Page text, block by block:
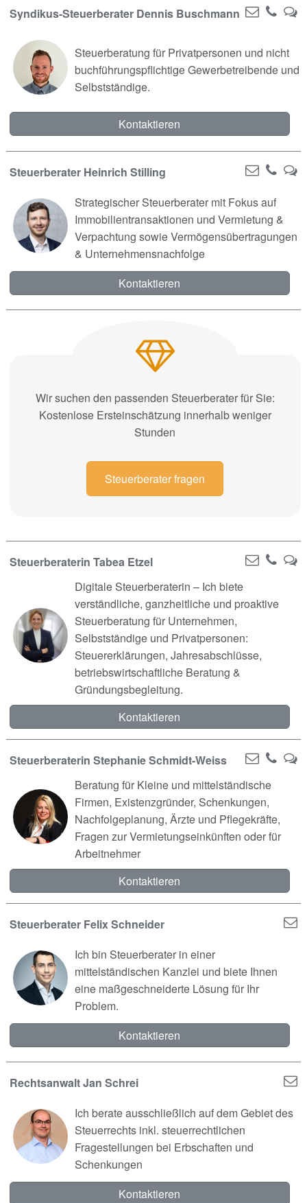
Syndikus-Steuerberater Dennis Buschmann
Steuerberatung für Privatpersonen und nicht
buchführungspflichtige Gewerbetreibende und
Selbstständige.
Kontaktieren
Steuerberater Heinrich Stilling
Strategischer Steuerberater mit Fokus auf
Immobilientransaktionen und Vermietung &
Verpachtung sowie Vermögensübertragungen
& Unternehmensnachfolge
Kontaktieren
Wir suchen den passenden Steuerberater für Sie:
Kostenlose Ersteinschätzung innerhalb weniger
Stunden
Steuerberater fragen
Steuerberaterin Tabea Etzel
Digitale Steuerberaterin – Ich biete
verständliche, ganzheitliche und proaktive
Steuerberatung für Unternehmen,
Selbstständige und Privatpersonen:
Steuererklärungen, Jahresabschlüsse,
betriebswirtschaftliche Beratung &
Gründungsbegleitung.
Kontaktieren
Steuerberaterin Stephanie Schmidt-Weiss
Beratung für Kleine und mittelständische
Firmen, Existenzgründer, Schenkungen,
Nachfolgeplanung, Ärzte und Pflegekräfte,
Fragen zur Vermietungseinkünften oder für
Arbeitnehmer
Kontaktieren
Steuerberater Felix Schneider
Ich bin Steuerberater in einer
mittelständischen Kanzlei und biete Ihnen
eine maßgeschneiderte Lösung für Ihr
Problem.
Kontaktieren
Rechtsanwalt Jan Schrei
Ich berate ausschließlich auf dem Gebiet des
Steuerrechts inkl. steuerrechtlichen
Fragestellungen bei Erbschaften und
Schenkungen
Kontaktieren